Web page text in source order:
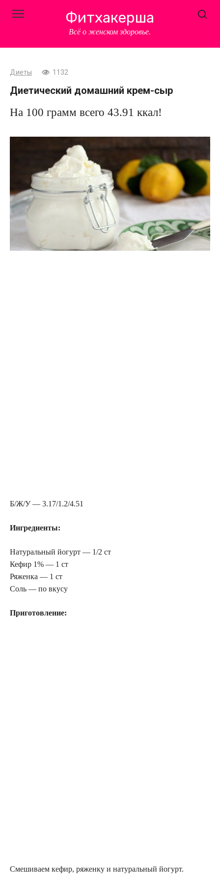
Фитхакерша
Всё о женском здоровье.
Диеты 1132
Диетический домашний крем-сыр
На 100 грамм всего 43.91 ккал!
Б/Ж/У — 3.17/1.2/4.51
Ингредиенты:
Натуральный йогурт — 1/2 ст
Кефир 1% — 1 ст
Ряженка — 1 ст
Соль — по вкусу
Приготовление:
Смешиваем кефир, ряженку и натуральный йогурт.